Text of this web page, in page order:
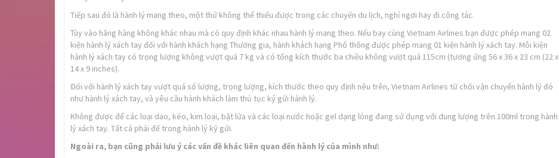
Tiếp sau đó là hành lý mang theo, một thứ không thể thiếu được trong các chuyến du lịch, nghỉ ngơi hay đi công tác.
Tùy vào hãng hàng không khác nhau mà có quy định khác nhau hành lý mang theo. Nếu bay cùng Vietnam Airlines bạn được phép mang 02
kiện hành lý xách tay đối với hành khách hạng Thương gia, hành khách hạng Phổ thông được phép mang 01 kiện hành lý xách tay. Mỗi kiện
hành lý xách tay có trọng lượng không vượt quá 7 kg và có tổng kích thước ba chiều không vượt quá 115cm (tương ứng 56 x 36 x 23 cm (22 x
14 x 9 inches).
Đối với hành lý xách tay vượt quá số lượng, trọng lượng, kích thước theo quy định nêu trên, Vietnam Airlines từ chối vận chuyển hành lý đó
như hành lý xách tay, và yêu cầu hành khách làm thủ tục ký gửi hành lý.
Không được để các loại dao, kéo, kim loại, bật lửa và các loại nước hoặc gel dạng lỏng đang sử dụng với dung lượng trên 100ml trong hành
lý xách tay. Tất cả phải để trong hành lý ký gửi.
Ngoài ra, bạn cũng phải lưu ý các vấn đề khác liên quan đến hành lý của mình như: